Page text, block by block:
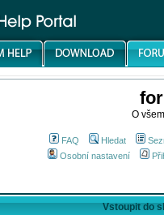
O
FAQ Hledat
Osobní nastavení
Vstoupit do